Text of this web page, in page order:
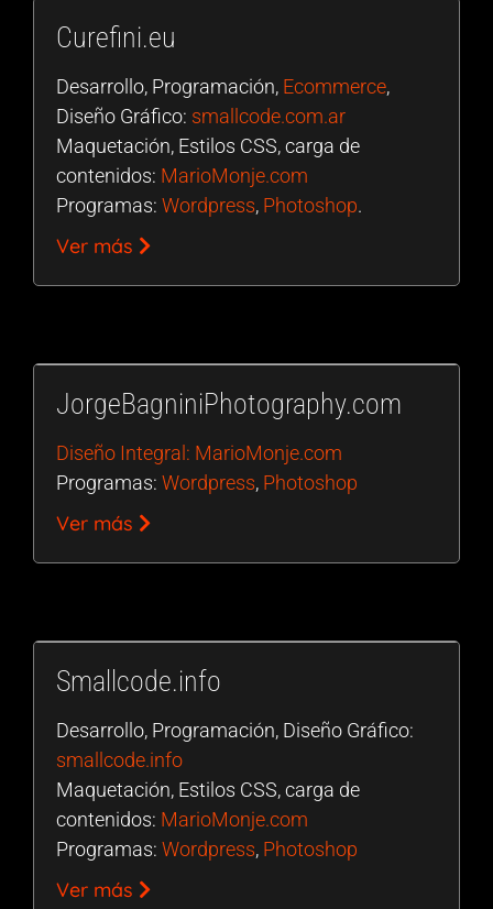
Curefini.eu
Desarrollo, Programación, Ecommerce,
Diseño Gráfico: smallcode.com.ar
Maquetación, Estilos CSS, carga de
contenidos: MarioMonje.com
Programas: Wordpress, Photoshop.
Ver más
JorgeBagniniPhotography.com
Diseño Integral: MarioMonje.com
Programas: Wordpress, Photoshop
Ver más
Smallcode.info
Desarrollo, Programación, Diseño Gráfico:
smallcode.info
Maquetación, Estilos CSS, carga de
contenidos: MarioMonje.com
Programas: Wordpress, Photoshop
Ver más